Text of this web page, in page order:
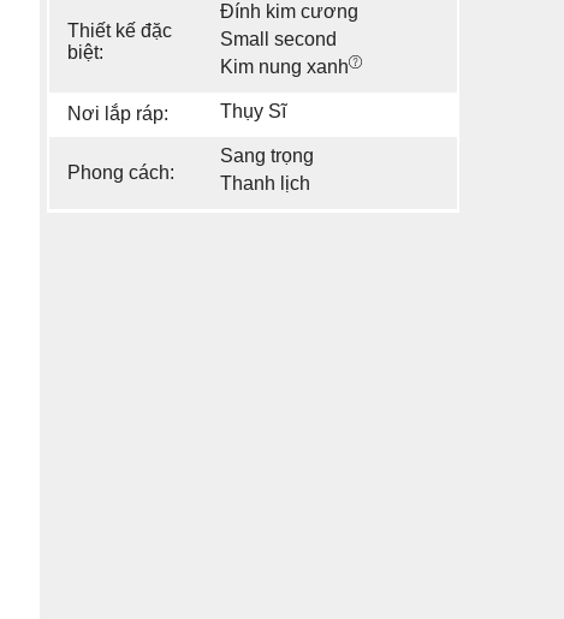
Thiết kế đặc
biệt:
Đính kim cương
Small second
Kim nung xanh
Nơi lắp ráp: Thụy Sĩ
Phong cách:
Sang trọng
Thanh lịch